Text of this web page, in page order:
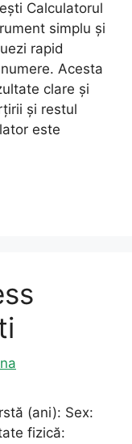
Calculatorul
simplu și
rapid
Acesta
clare și
și restul
este
(ani): Sex:
fizică: